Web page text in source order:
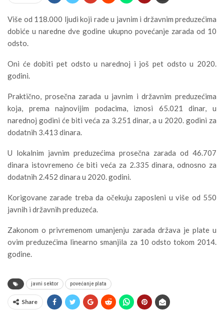
Više od 118.000 ljudi koji rade u javnim i državnim preduzećima
dobiće u naredne dve godine ukupno povećanje zarada od 10
odsto.
Oni će dobiti pet odsto u narednoj i još pet odsto u 2020.
godini.
Praktično, prosečna zarada u javnim i državnim preduzećima
koja, prema najnovijim podacima, iznosi 65.021 dinar, u
narednoj godini će biti veća za 3.251 dinar, a u 2020. godini za
dodatnih 3.413 dinara.
U lokalnim javnim preduzećima prosečna zarada od 46.707
dinara istovremeno će biti veća za 2.335 dinara, odnosno za
dodatnih 2.452 dinara u 2020. godini.
Korigovane zarade treba da očekuju zaposleni u više od 550
javnih i državnih preduzeća.
Zakonom o privremenom umanjenju zarada država je plate u
ovim preduzećima linearno smanjila za 10 odsto tokom 2014.
godine.
javni sektor povećanje plata
Share